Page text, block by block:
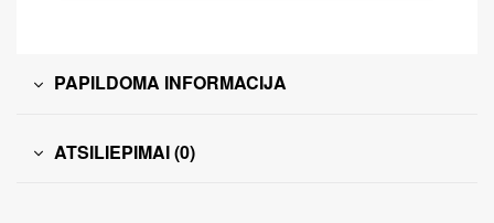
PAPILDOMA INFORMACIJA
ATSILIEPIMAI (0)